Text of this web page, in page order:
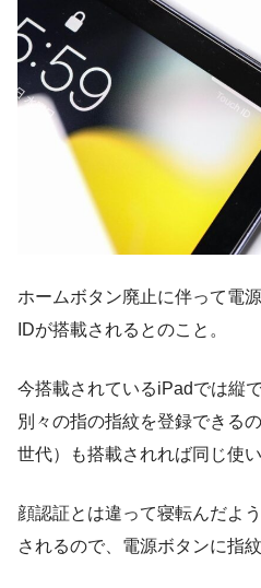
ホームボタン廃止に伴って電
IDが搭載されるとのこと。
今搭載されているiPadでは縦
別々の指の指紋を登録できる
世代）も搭載されれば同じ使
顔認証とは違って寝転んだよ
されるので、電源ボタンに指